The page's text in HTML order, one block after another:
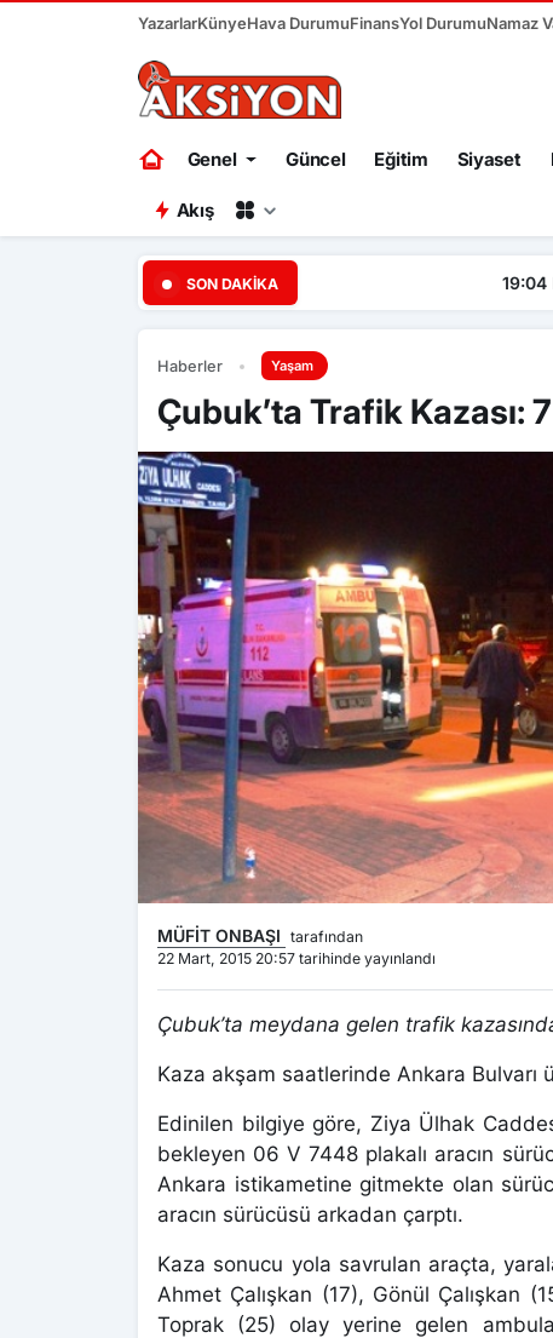
YazarlarKünyeHava DurumuFinansYol DurumuNamaz
Genel Güncel Eğitim Siyaset
Akış
SON DAKIKA Başkent Ankara bir
Haberler Yaşam
Çubuk’ta Trafik Kazası:
MÜFİT ONBAŞI tarafından
22 Mart, 2015 20:57 tarihinde yayınlandı
Çubuk’ta meydana gelen trafik
Kaza akşam saatlerinde Ankara
Edinilen bilgiye göre, Ziya Ülhak
bekleyen 06 V 7448 plakalı aracın
Ankara istikametine gitmekte olan
aracın sürücüsü arkadan çarptı.
Kaza sonucu yola savrulan araçta,
Ahmet Çalışkan (17), Gönül Çalışkan
Toprak (25) olay yerine gelen